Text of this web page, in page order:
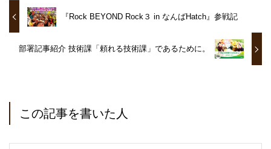
『Rock BEYOND Rock３ in なんばHatch』参戦記
部署記事紹介 技術課「頼れる技術課」であるために。
この記事を書いた人